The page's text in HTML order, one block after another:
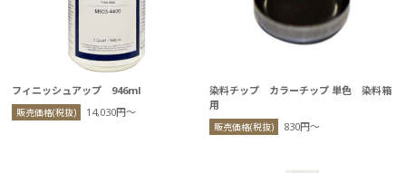
フィニッシュアップ 946ml
販売価格(税抜) 14,030円〜
染料チップ カラーチップ 単色 染料箱
用
販売価格(税抜) 830円〜